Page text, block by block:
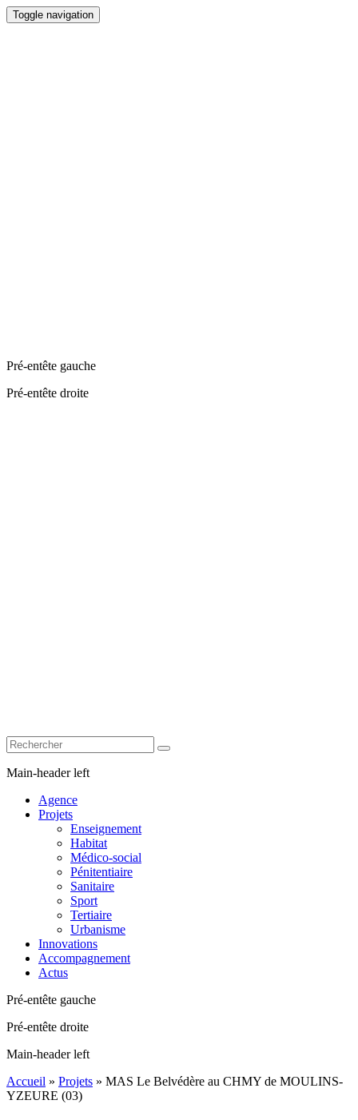
Toggle navigation
Pré-entête gauche
Pré-entête droite
Main-header left
Agence
Projets
Enseignement
Habitat
Médico-social
Pénitentiaire
Sanitaire
Sport
Tertiaire
Urbanisme
Innovations
Accompagnement
Actus
Pré-entête gauche
Pré-entête droite
Main-header left
Accueil » Projets » MAS Le Belvédère au CHMY de MOULINS-
YZEURE (03)